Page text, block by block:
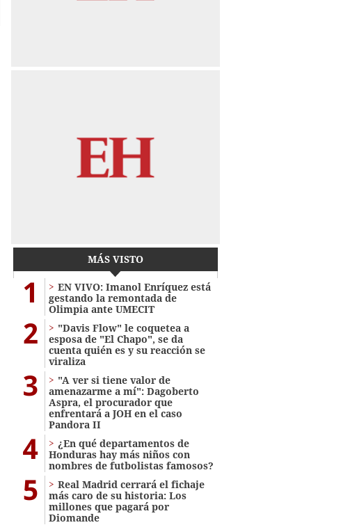
MÁS VISTO
1
EN VIVO: Imanol Enríquez está
gestando la remontada de
Olimpia ante UMECIT
2
"Davis Flow" le coquetea a
esposa de "El Chapo", se da
cuenta quién es y su reacción se
viraliza
3
"A ver si tiene valor de
amenazarme a mí": Dagoberto
Aspra, el procurador que
enfrentará a JOH en el caso
Pandora II
4
¿En qué departamentos de
Honduras hay más niños con
nombres de futbolistas famosos?
5
Real Madrid cerrará el fichaje
más caro de su historia: Los
millones que pagará por
Diomande